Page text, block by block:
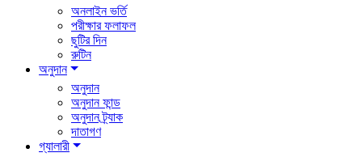
অনলাইন ভর্তি
পরীক্ষার ফলাফল
ছুটির দিন
রুটিন
অনুদান
অনুদান
অনুদান ফান্ড
অনুদান ট্র্যাক
দাতাগণ
গ্যালারী